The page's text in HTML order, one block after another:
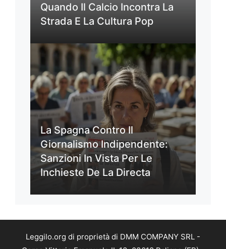
Quando Il Calcio Incontra La
Strada E La Cultura Pop
La Spagna Contro Il
Giornalismo Indipendente:
Sanzioni In Vista Per Le
Inchieste De La Directa
Leggilo.org di proprietà di DMM COMPANY SRL -